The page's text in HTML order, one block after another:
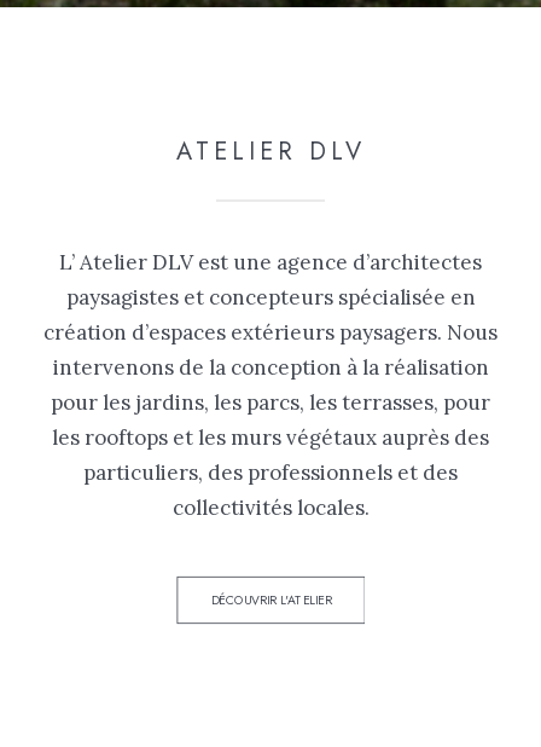
ATELIER DLV
L’ Atelier DLV est une agence d’architectes
paysagistes et concepteurs spécialisée en
création d’espaces extérieurs paysagers. Nous
intervenons de la conception à la réalisation
pour les jardins, les parcs, les terrasses, pour
les rooftops et les murs végétaux auprès des
particuliers, des professionnels et des
collectivités locales.
DÉCOUVRIR L'ATELIER